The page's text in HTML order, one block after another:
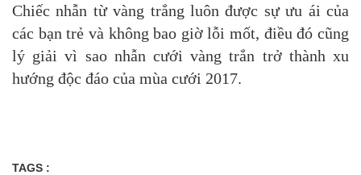
Chiếc nhẫn từ vàng trắng luôn được sự ưu ái của
các bạn trẻ và không bao giờ lỗi mốt, điều đó cũng
lý giải vì sao nhẫn cưới vàng trắn trở thành xu
hướng độc đáo của mùa cưới 2017.
TAGS :